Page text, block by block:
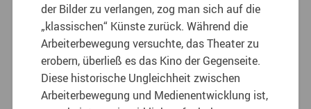
der Bilder zu verlangen, zog man sich auf die
„klassischen“ Künste zurück. Während die
Arbeiterbewegung versuchte, das Theater zu
erobern, überließ es das Kino der Gegenseite.
Diese historische Ungleichheit zwischen
Arbeiterbewegung und Medienentwicklung ist,